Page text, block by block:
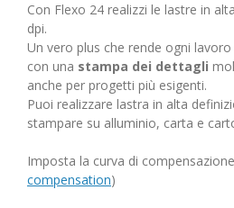
Con Flexo 24 realizzi le lastre in
dpi.
Un vero plus che rende ogni
con una stampa dei dettagli
anche per progetti più esigenti.
Puoi realizzare lastra in alta
stampare su alluminio, carta e
Imposta la curva di
compensation)